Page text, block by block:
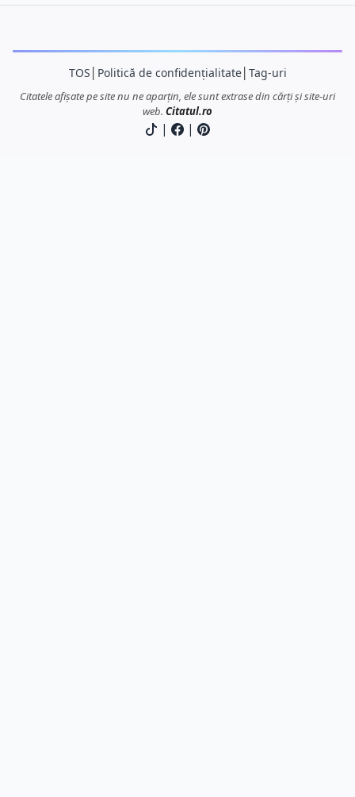
TOS Politică de confidențialitate│ Tag-uri
Citatele afișate pe site nu ne aparțin, ele sunt extrase din cărți și site-uri
web. Citatul.ro
| |